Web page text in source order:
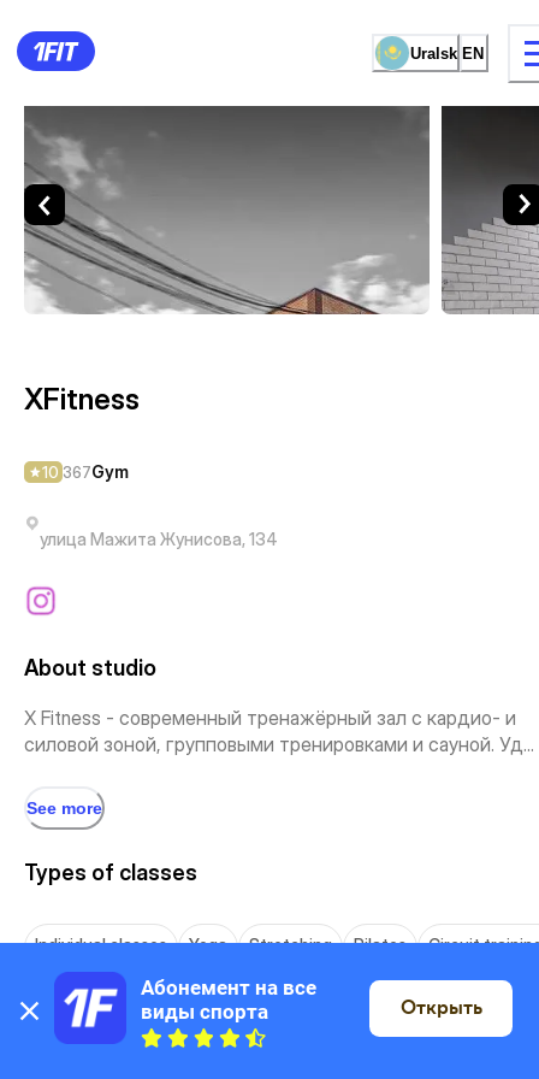
Uralsk EN
12 types of classes Female
XFitness — Gym Uralsk
XFitness
10 367Gym
улица Мажита Жунисова, 134
About studio
X Fitness - современный тренажёрный зал с кардио- и
силовой зоной, групповыми тренировками и сауной. Уд...
See more
Types of classes
Individual classes Yoga Stretching Pilates Circuit
Fitness intensive TRX Dance
On the map
Абонемент на все
виды спорта
Открыть